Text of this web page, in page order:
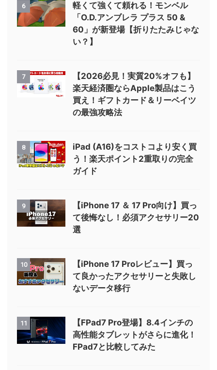
6
軽くて強くて頼れる！モンベル
「O.D.アンブレラ プラス 50 &
60」が新登場【折りたたみじゃな
い？】
7
【2026必見！実質20%オフも】
楽天経済圏ならApple製品はこう
買え！ギフトカード＆リーベイツ
の最強攻略法
8
iPad (A16)をコストコより安く買
う！楽天ポイント2重取りの完全
ガイド
9
【iPhone 17 ＆ 17 Pro向け】買っ
て後悔なし！必須アクセサリー20
選
10
【iPhone 17 Proレビュー】買っ
て良かったアクセサリーと失敗し
ないデータ移行
11
【FPad7 Pro登場】8.4インチの
高性能タブレットがさらに進化！
FPad7と比較してみた